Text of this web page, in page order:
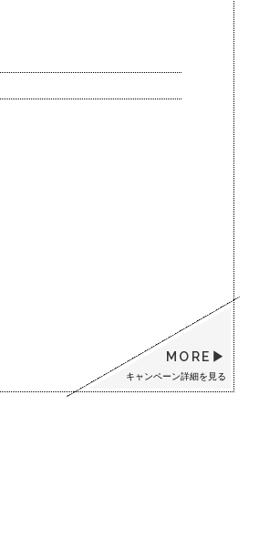
MORE
キャンペーン詳細を見る